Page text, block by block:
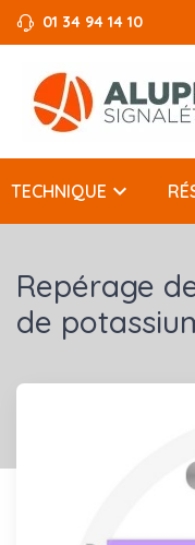
01 34 94 14 10
TECHNIQUE keyboard_arrow_down
Repérage
de